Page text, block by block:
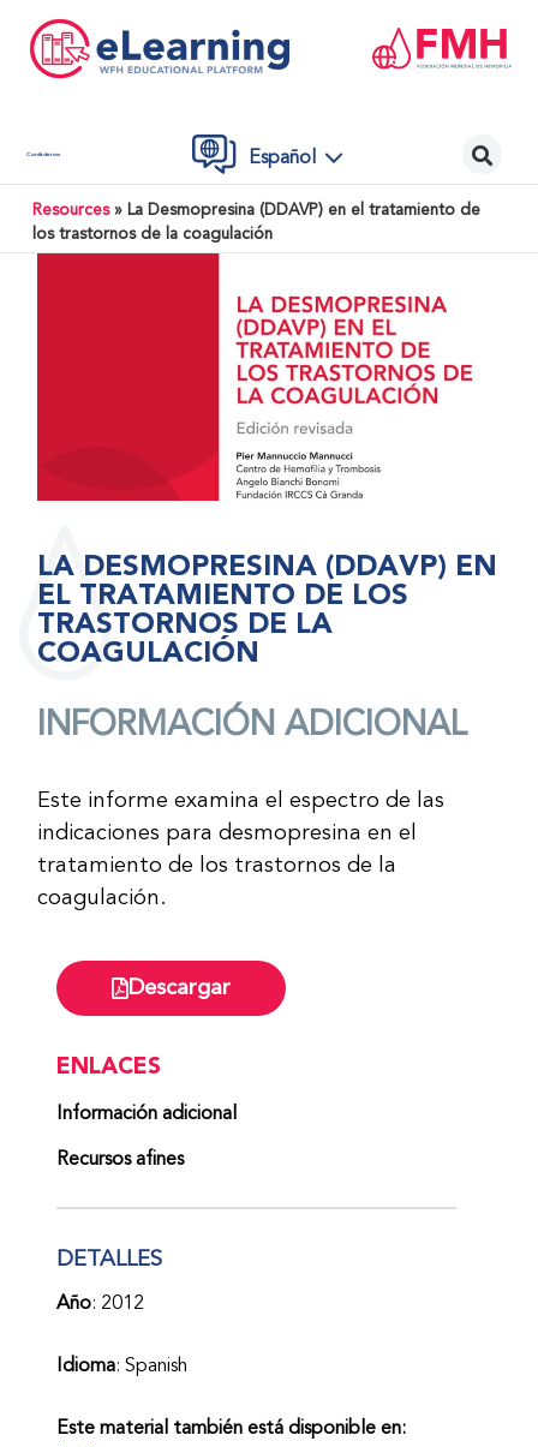
Contáctenos Español
Resources» La Desmopresina (DDAVP) en el tratamiento de
los trastornos de la coagulación
Descargar
ENLACES
Información adicional
Recursos afines
DETALLES
Año: 2012
Idioma: Spanish
Este material también está disponible en:
LA DESMOPRESINA (DDAVP) EN
EL TRATAMIENTO DE LOS
TRASTORNOS DE LA
COAGULACIÓN
INFORMACIÓN ADICIONAL
Este informe examina el espectro de las
indicaciones para desmopresina en el
tratamiento de los trastornos de la
coagulación.